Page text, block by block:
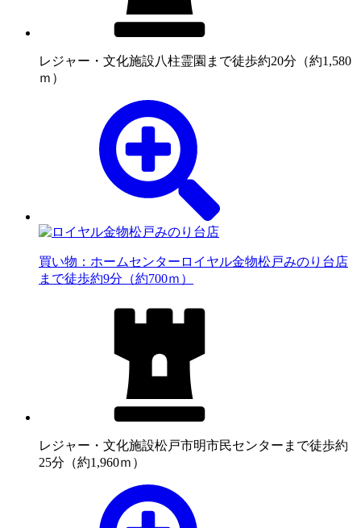
レジャー・文化施設八柱霊園まで徒歩約20分（約1,580
ｍ）
買い物：ホームセンター ロイヤル金物松戸みのり台店
まで徒歩約9分（約700ｍ）
レジャー・文化施設松戸市明市民センターまで徒歩約
25分（約1,960ｍ）